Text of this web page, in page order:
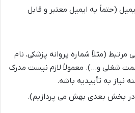
(حتماً یه ایمیل معتبر و قابل
(مثلاً شماره پروانه پزشکی، نام
شغلی و…). معمولاً لازم نیست مدرک
نیاز به تأییدیه باشه.
در بخش بعدی بهش می پردازیم).